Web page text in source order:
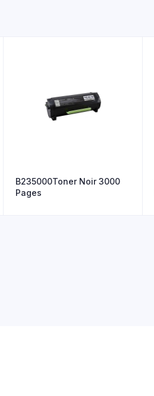
B235000Toner Noir 3000
Pages